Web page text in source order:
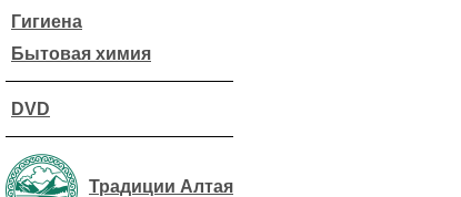
Гигиена
Бытовая химия
DVD
Традиции Алтая